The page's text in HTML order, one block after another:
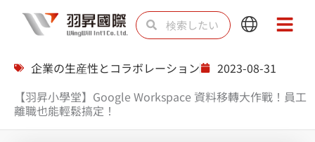
検
索 索
Main
Main
企業の生産性とコラボレーション
2023-08-31
【羽昇小學堂】Google Workspace 資料移轉大作戰！員工
離職也能輕鬆搞定！